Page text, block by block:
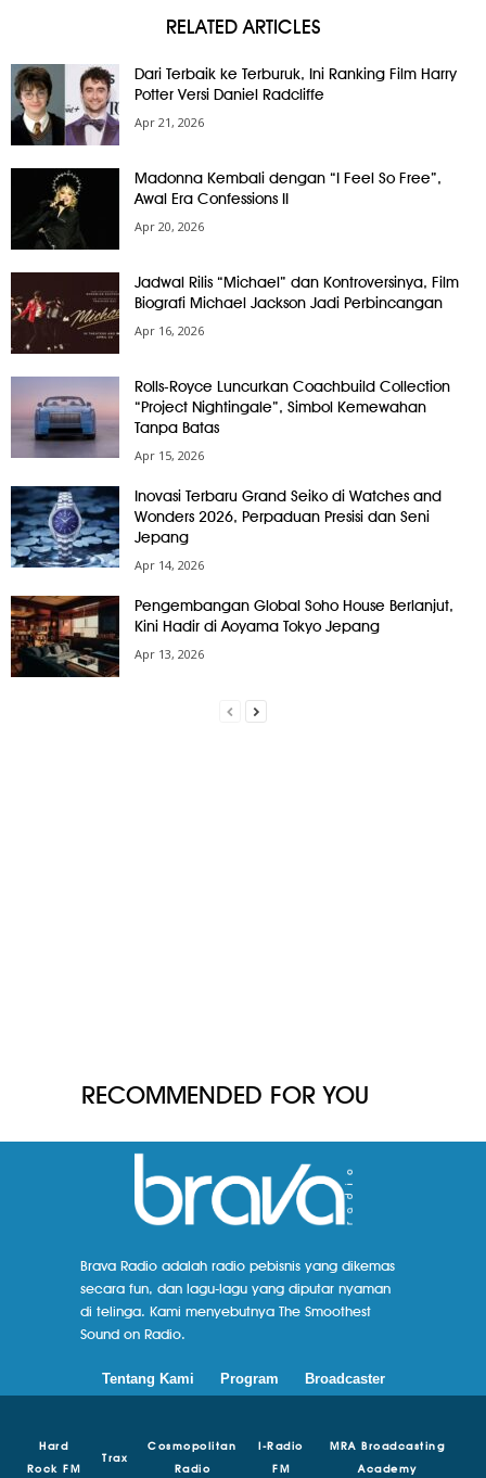
RELATED ARTICLES
Dari Terbaik ke Terburuk, Ini Ranking Film Harry
Potter Versi Daniel Radcliffe
Apr 21, 2026
Madonna Kembali dengan “I Feel So Free”,
Awal Era Confessions II
Apr 20, 2026
Jadwal Rilis “Michael” dan Kontroversinya, Film
Biografi Michael Jackson Jadi Perbincangan
Apr 16, 2026
Rolls-Royce Luncurkan Coachbuild Collection
“Project Nightingale”, Simbol Kemewahan
Tanpa Batas
Apr 15, 2026
Inovasi Terbaru Grand Seiko di Watches and
Wonders 2026, Perpaduan Presisi dan Seni
Jepang
Apr 14, 2026
Pengembangan Global Soho House Berlanjut,
Kini Hadir di Aoyama Tokyo Jepang
Apr 13, 2026
RECOMMENDED FOR YOU
Brava Radio adalah radio pebisnis yang dikemas
secara fun, dan lagu-lagu yang diputar nyaman
di telinga. Kami menyebutnya The Smoothest
Sound on Radio.
Tentang Kami Program Broadcaster
Hard
Rock FM
Trax
Cosmopolitan
Radio
I-Radio
FM
MRA Broadcasting
Academy